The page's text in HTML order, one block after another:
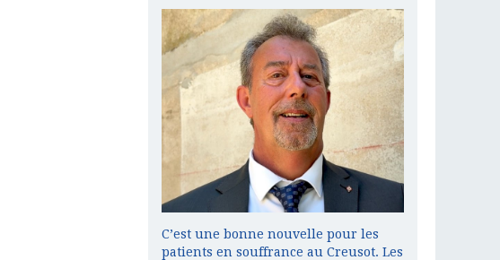
C’est une bonne nouvelle pour les
patients en souffrance au Creusot. Les